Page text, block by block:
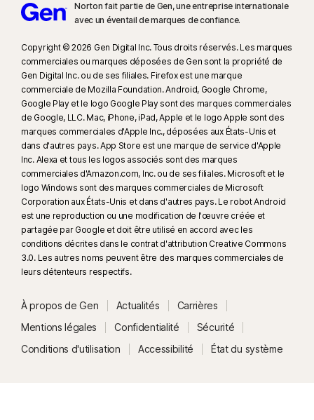
Norton fait partie de Gen, une entreprise internationale
avec un éventail de marques de confiance.​
Copyright © 2026 Gen Digital Inc. Tous droits réservés. Les marques
commerciales ou marques déposées de Gen sont la propriété de
Gen Digital Inc. ou de ses filiales. Firefox est une marque
commerciale de Mozilla Foundation. Android, Google Chrome,
Google Play et le logo Google Play sont des marques commerciales
de Google, LLC. Mac, iPhone, iPad, Apple et le logo Apple sont des
marques commerciales d'Apple Inc., déposées aux États-Unis et
dans d'autres pays. App Store est une marque de service d'Apple
Inc. Alexa et tous les logos associés sont des marques
commerciales d'Amazon.com, Inc. ou de ses filiales. Microsoft et le
logo Windows sont des marques commerciales de Microsoft
Corporation aux États-Unis et dans d'autres pays. Le robot Android
est une reproduction ou une modification de l'œuvre créée et
partagée par Google et doit être utilisé en accord avec les
conditions décrites dans le contrat d'attribution Creative Commons
3.0. Les autres noms peuvent être des marques commerciales de
leurs détenteurs respectifs.
À propos de Gen Actualités
Carrières
Mentions légales
Confidentialité
Sécurité
Conditions d'utilisation
Accessibilité État du système